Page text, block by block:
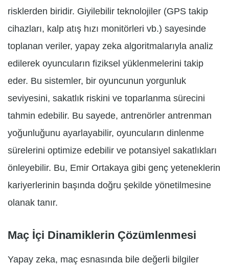
risklerden biridir. Giyilebilir teknolojiler (GPS takip
cihazları, kalp atış hızı monitörleri vb.) sayesinde
toplanan veriler, yapay zeka algoritmalarıyla analiz
edilerek oyuncuların fiziksel yüklenmelerini takip
eder. Bu sistemler, bir oyuncunun yorgunluk
seviyesini, sakatlık riskini ve toparlanma sürecini
tahmin edebilir. Bu sayede, antrenörler antrenman
yoğunluğunu ayarlayabilir, oyuncuların dinlenme
sürelerini optimize edebilir ve potansiyel sakatlıkları
önleyebilir. Bu, Emir Ortakaya gibi genç yeteneklerin
kariyerlerinin başında doğru şekilde yönetilmesine
olanak tanır.
Maç İçi Dinamiklerin Çözümlenmesi
Yapay zeka, maç esnasında bile değerli bilgiler